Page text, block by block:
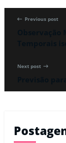
Previous post
Next post